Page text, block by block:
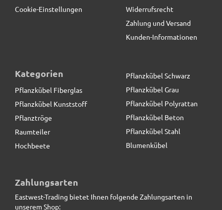
17,90 € *
Cookie-Einstellungen
Widerrufsrecht
Zahlung und Versand
Kunden-Informationen
Kategorien
Pflanzkübel Fiberglas
Pflanzkübel Kunststoff
Pflanztröge
Raumteiler
Hochbeete
Pflanzkübel Schwarz
Pflanzkübel Grau
Pflanzkübel Polyrattan
Pflanzkübel Beton
Pflanzkübel Stahl
Blumenkübel
Zahlungsarten
Eastwest-Trading bietet Ihnen folgende Zahlungsarten in
unserem Shop: